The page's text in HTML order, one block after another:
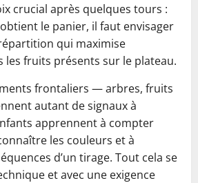
crucial après quelques tours :
le panier, il faut envisager
qui maximise
les fruits présents sur le plateau.
frontaliers — arbres, fruits
autant de signaux à
apprennent à compter
les couleurs et à
d’un tirage. Tout cela se
et avec une exigence